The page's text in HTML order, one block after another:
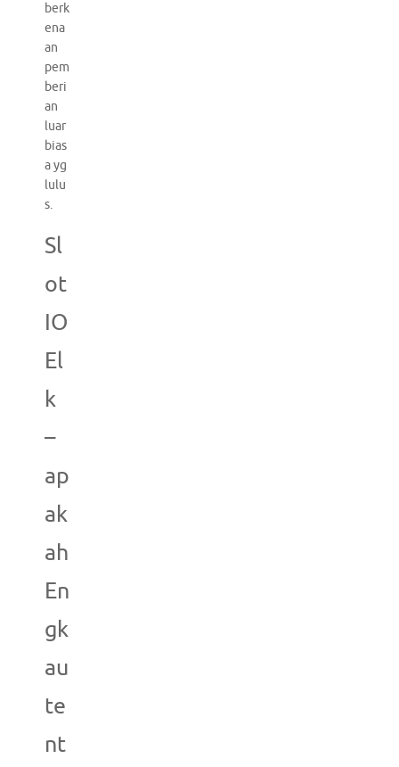
berk
ena
an
pem
beri
an
luar
bias
a yg
lulu
s.
Sl
ot
IO
El
k
–
ap
ak
ah
En
gk
au
te
nt